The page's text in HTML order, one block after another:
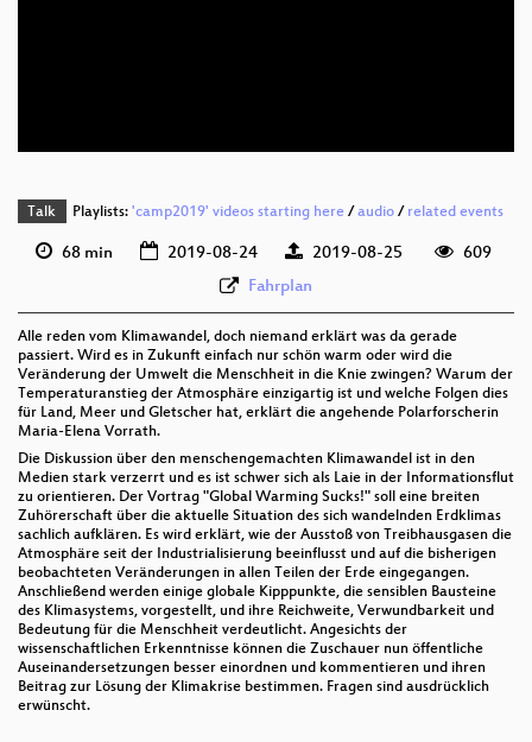
Talk Playlists: 'camp2019' videos starting here/ audio/ related events
68 min 2019-08-24 2019-08-25
609
Fahrplan
Alle reden vom Klimawandel, doch niemand erklärt was da gerade
passiert. Wird es in Zukunft einfach nur schön warm oder wird die
Veränderung der Umwelt die Menschheit in die Knie zwingen? Warum der
Temperaturanstieg der Atmosphäre einzigartig ist und welche Folgen dies
für Land, Meer und Gletscher hat, erklärt die angehende Polarforscherin
Maria-Elena Vorrath.
Die Diskussion über den menschengemachten Klimawandel ist in den
Medien stark verzerrt und es ist schwer sich als Laie in der Informationsflut
zu orientieren. Der Vortrag "Global Warming Sucks!" soll eine breiten
Zuhörerschaft über die aktuelle Situation des sich wandelnden Erdklimas
sachlich aufklären. Es wird erklärt, wie der Ausstoß von Treibhausgasen die
Atmosphäre seit der Industrialisierung beeinflusst und auf die bisherigen
beobachteten Veränderungen in allen Teilen der Erde eingegangen.
Anschließend werden einige globale Kipppunkte, die sensiblen Bausteine
des Klimasystems, vorgestellt, und ihre Reichweite, Verwundbarkeit und
Bedeutung für die Menschheit verdeutlicht. Angesichts der
wissenschaftlichen Erkenntnisse können die Zuschauer nun öffentliche
Auseinandersetzungen besser einordnen und kommentieren und ihren
Beitrag zur Lösung der Klimakrise bestimmen. Fragen sind ausdrücklich
erwünscht.